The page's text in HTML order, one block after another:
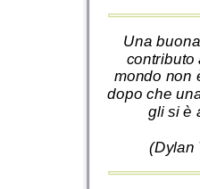
Una
contributo
mondo non
dopo che
gli si è
(Dylan